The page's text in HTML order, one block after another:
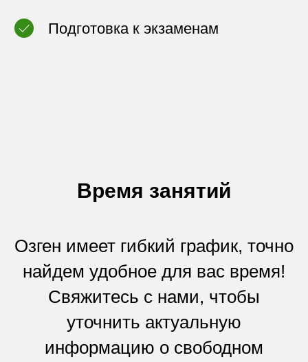
Подготовка к экзаменам
Время занятий
Озген имеет гибкий график, точно
найдем удобное для вас время!
Свяжитесь с нами, чтобы
уточнить актуальную
информацию о свободном